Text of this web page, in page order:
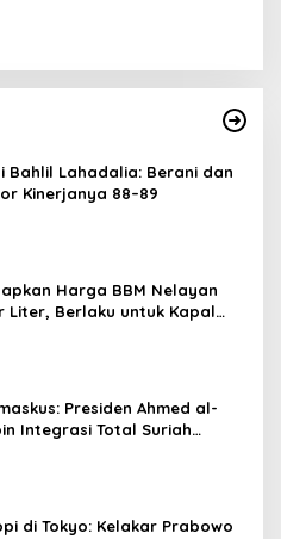
Bahlil Lahadalia: Berani dan
Kinerjanya 88–89
Harga BBM Nelayan
Liter, Berlaku untuk Kapal
Presiden Ahmed al-
Integrasi Total Suriah
di Tokyo: Kelakar Prabowo